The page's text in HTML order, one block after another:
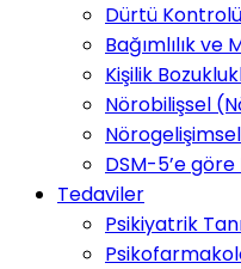
Dürtü
Bağımlılık ve
Kişilik
Nörobilişsel
DSM-5’e
Tedaviler
Psikiyatrik